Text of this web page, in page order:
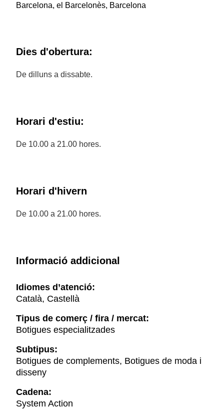
Barcelona, el Barcelonès, Barcelona
Dies d'obertura:
De dilluns a dissabte.
Horari d'estiu:
De 10.00 a 21.00 hores.
Horari d'hivern
De 10.00 a 21.00 hores.
Informació addicional
Idiomes d’atenció:
Català, Castellà
Tipus de comerç / fira / mercat:
Botigues especialitzades
Subtipus:
Botigues de complements, Botigues de moda i
disseny
Cadena:
System Action